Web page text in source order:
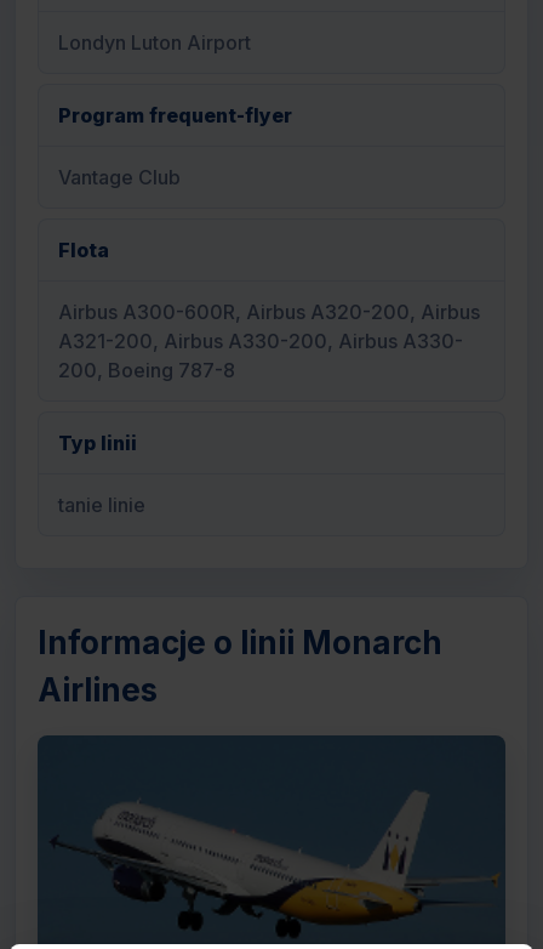
Londyn Luton Airport
Program frequent-flyer
Vantage Club
Flota
Airbus A300-600R, Airbus A320-200, Airbus
A321-200, Airbus A330-200, Airbus A330-
200, Boeing 787-8
Typ linii
tanie linie
Informacje o linii Monarch
Airlines